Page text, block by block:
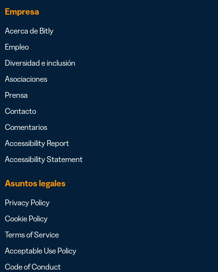
Empresa
Acerca de Bitly
Empleo
Diversidad e inclusión
Asociaciones
Prensa
Contacto
Comentarios
Accessibility Report
Accessibility Statement
Asuntos legales
Privacy Policy
Cookie Policy
Terms of Service
Acceptable Use Policy
Code of Conduct